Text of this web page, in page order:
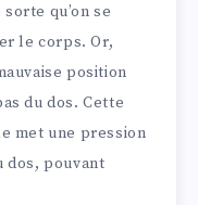
qu’on se
le corps. Or,
position
du dos. Cette
met une pression
dos, pouvant